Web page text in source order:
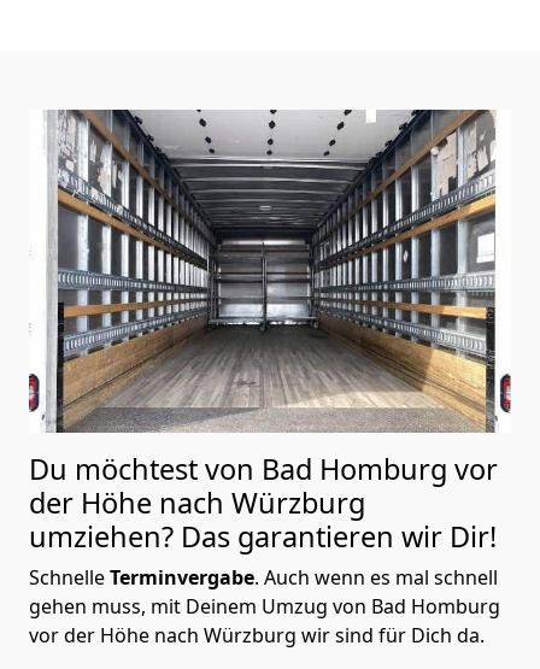
Du möchtest von Bad Homburg vor
der Höhe nach Würzburg
umziehen? Das garantieren wir Dir!
SchnelleTerminvergabe. Auch wenn es mal schnell
gehen muss, mit Deinem Umzug von Bad Homburg
vor der Höhe nach Würzburg wir sind für Dich da.